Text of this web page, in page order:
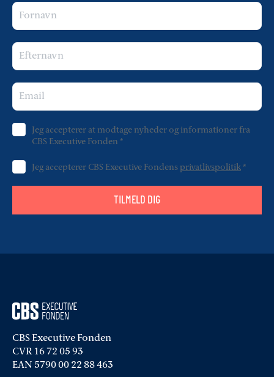
Jeg accepterer at modtage nyheder og informationer fra
CBS Executive Fonden *
Jeg accepterer CBS Executive Fondens privatlivspolitik *
TILMELD DIG
CBS Executive Fonden
CVR 16 72 05 93
EAN 5790 00 22 88 463